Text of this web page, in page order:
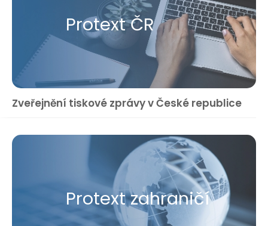
Protext ČR
Zveřejnění tiskové zprávy v České republice
Protext zahraničí